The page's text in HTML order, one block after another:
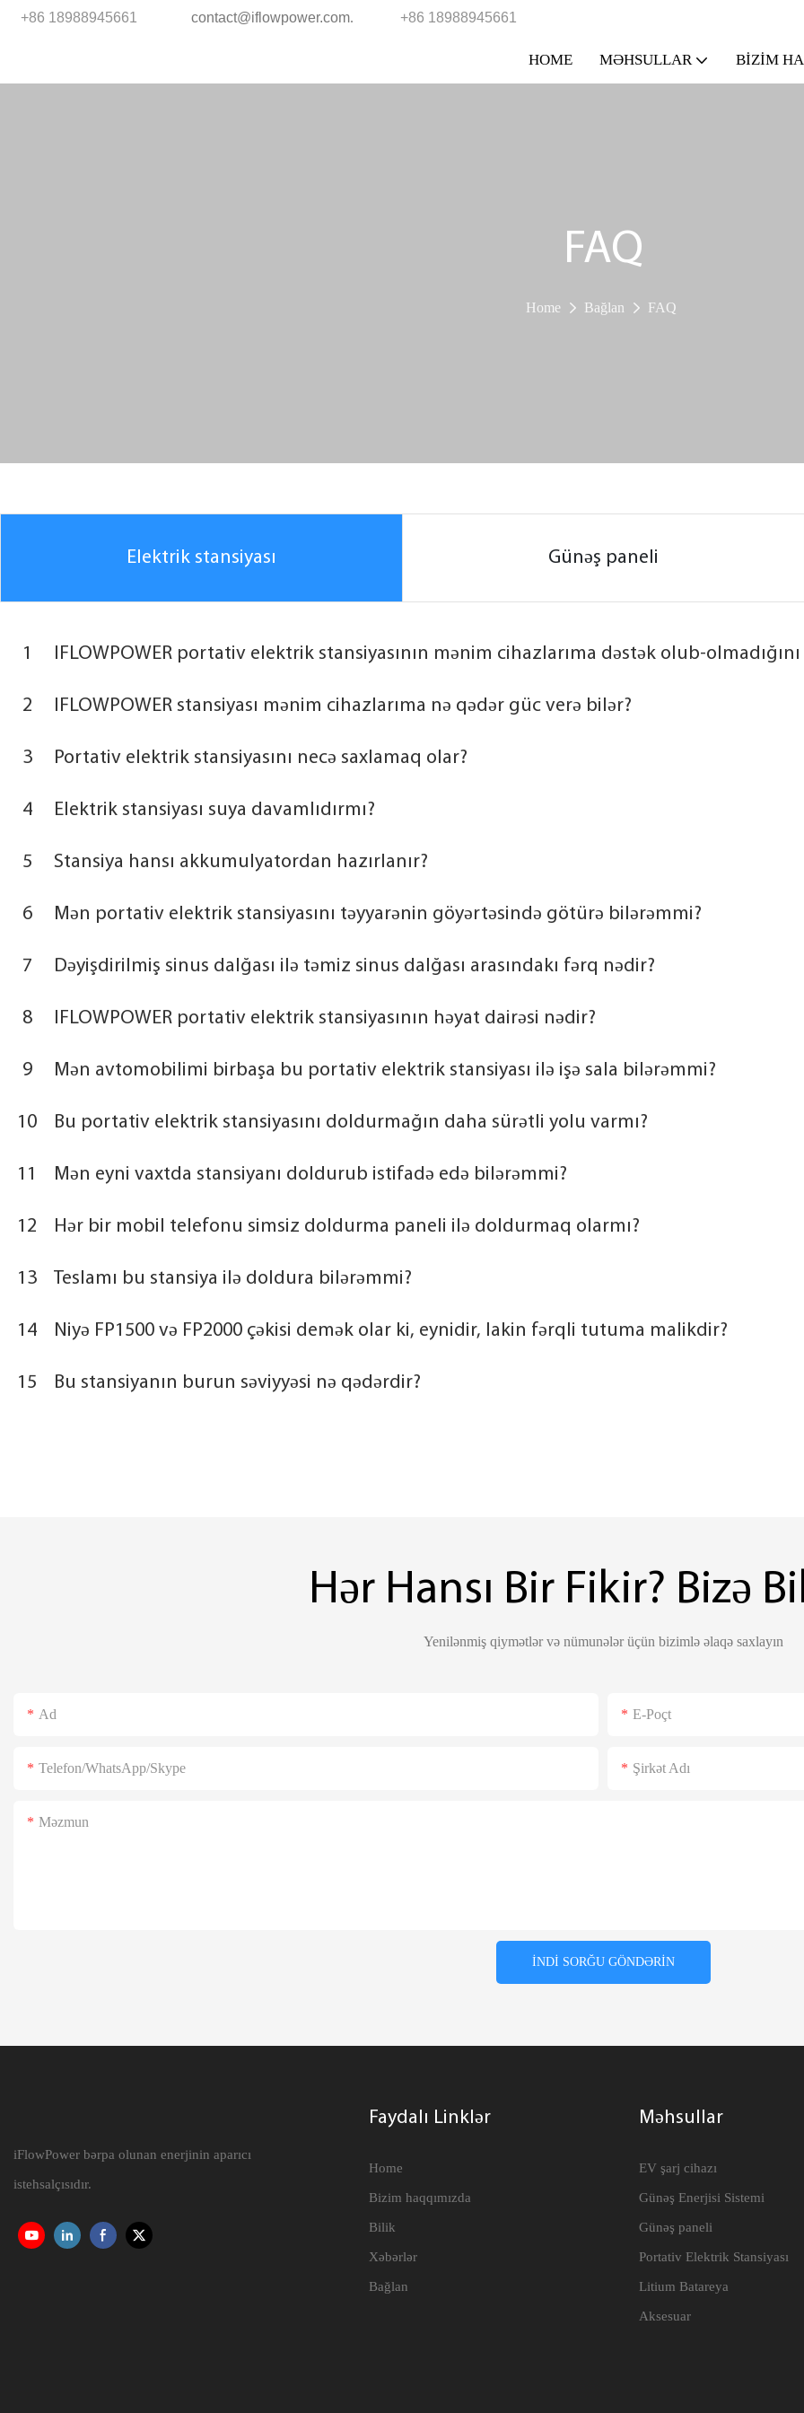
+86 18988945661 contact@iflowpower.com. +86 18988945661
HOME MƏHSULLAR BIZIM
FAQ
Home Bağlan FAQ
Elektrik stansiyası Günəş paneli
1 IFLOWPOWER portativ elektrik stansiyasının mənim cihazlarıma dəstək olub-
2 IFLOWPOWER stansiyası mənim cihazlarıma nə qədər güc verə bilər?
3 Portativ elektrik stansiyasını necə saxlamaq olar?
4 Elektrik stansiyası suya davamlıdırmı?
5 Stansiya hansı akkumulyatordan hazırlanır?
6 Mən portativ elektrik stansiyasını təyyarənin göyərtəsində götürə bilərəmmi?
7 Dəyişdirilmiş sinus dalğası ilə təmiz sinus dalğası arasındakı fərq nədir?
8 IFLOWPOWER portativ elektrik stansiyasının həyat dairəsi nədir?
9 Mən avtomobilimi birbaşa bu portativ elektrik stansiyası ilə işə sala bilərəmmi?
10 Bu portativ elektrik stansiyasını doldurmağın daha sürətli yolu varmı?
11 Mən eyni vaxtda stansiyanı doldurub istifadə edə bilərəmmi?
12 Hər bir mobil telefonu simsiz doldurma paneli ilə doldurmaq olarmı?
13 Teslamı bu stansiya ilə doldura bilərəmmi?
14 Niyə FP1500 və FP2000 çəkisi demək olar ki, eynidir, lakin fərqli tutuma malikdir?
15 Bu stansiyanın burun səviyyəsi nə qədərdir?
Hər Hansı Bir Fikir? Bizə
Yenilənmiş qiymətlər və nümunələr üçün bizimlə əlaqə saxlayın
Ad E-Poçt
Telefon/WhatsApp/Skype Şirkət Adı
Məzmun
İNDI SORĞU GÖNDƏRIN
iFlowPower bərpa olunan enerjinin aparıcı
istehsalçısıdır.
Faydalı Linklər
Home
Bizim haqqımızda
Bilik
Xəbərlər
Bağlan
Məhsullar
EV şarj cihazı
Günəş Enerjisi Sistemi
Günəş paneli
Portativ Elektrik Stansiyası
Litium Batareya
Aksesuar